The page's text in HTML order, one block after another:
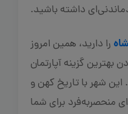
داشته باشید.
را دارید، همین امروز
گزینه آپارتمان
این شهر با تاریخ کهن و
منحصربه‌فرد برای شما